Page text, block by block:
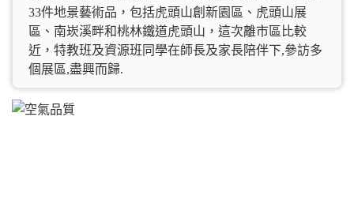
33件地景藝術品，包括虎頭山創新園區、虎頭山展
區、南崁溪畔和桃林鐵道虎頭山，這次離市區比較
近，特教班及資源班同學在師長及家長陪伴下,參訪多
個展區,盡興而歸.